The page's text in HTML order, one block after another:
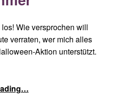
Wie versprochen will
verraten, wer mich alles
Aktion unterstützt.
“All Hallows Read 2019 – die Teilnehmer”
…